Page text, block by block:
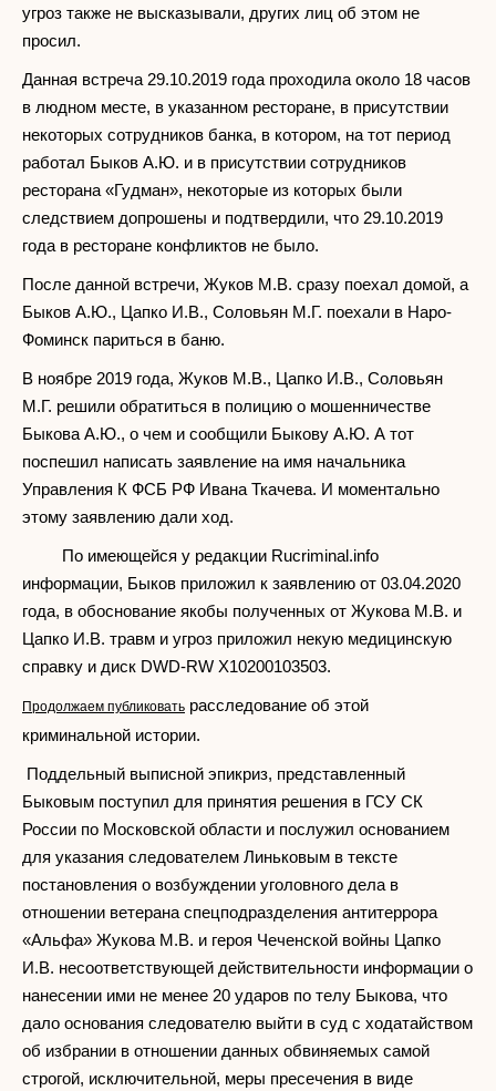
угроз также не высказывали, других лиц об этом не
просил.
Данная встреча 29.10.2019 года проходила около 18 часов
в людном месте, в указанном ресторане, в присутствии
некоторых сотрудников банка, в котором, на тот период
работал Быков А.Ю. и в присутствии сотрудников
ресторана «Гудман», некоторые из которых были
следствием допрошены и подтвердили, что 29.10.2019
года в ресторане конфликтов не было.
После данной встречи, Жуков М.В. сразу поехал домой, а
Быков А.Ю., Цапко И.В., Соловьян М.Г. поехали в Наро-
Фоминск париться в баню.
В ноябре 2019 года, Жуков М.В., Цапко И.В., Соловьян
М.Г. решили обратиться в полицию о мошенничестве
Быкова А.Ю., о чем и сообщили Быкову А.Ю. А тот
поспешил написать заявление на имя начальника
Управления К ФСБ РФ Ивана Ткачева. И моментально
этому заявлению дали ход.
По имеющейся у редакции Rucriminal.info
информации, Быков приложил к заявлению от 03.04.2020
года, в обоснование якобы полученных от Жукова М.В. и
Цапко И.В. травм и угроз приложил некую медицинскую
справку и диск DWD-RW Х10200103503.
Продолжаем публиковать расследование об этой
криминальной истории.
Поддельный выписной эпикриз, представленный
Быковым поступил для принятия решения в ГСУ СК
России по Московской области и послужил основанием
для указания следователем Линьковым в тексте
постановления о возбуждении уголовного дела в
отношении ветерана спецподразделения антитеррора
«Альфа» Жукова М.В. и героя Чеченской войны Цапко
И.В. несоответствующей действительности информации о
нанесении ими не менее 20 ударов по телу Быкова, что
дало основания следователю выйти в суд с ходатайством
об избрании в отношении данных обвиняемых самой
строгой, исключительной, меры пресечения в виде